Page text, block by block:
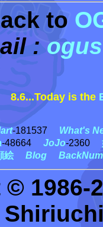
to
:
8.6...Today is the
-181537 What's
-48664 JoJo-2360
絵
Blog
1986-